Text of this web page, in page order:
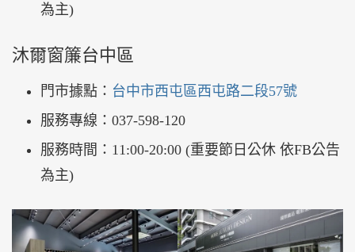
為主)
沐爾窗簾台中區
門市據點： 台中市西屯區西屯路二段57號
服務專線：037-598-120
服務時間：11:00-20:00 (重要節日公休 依FB公告
為主)